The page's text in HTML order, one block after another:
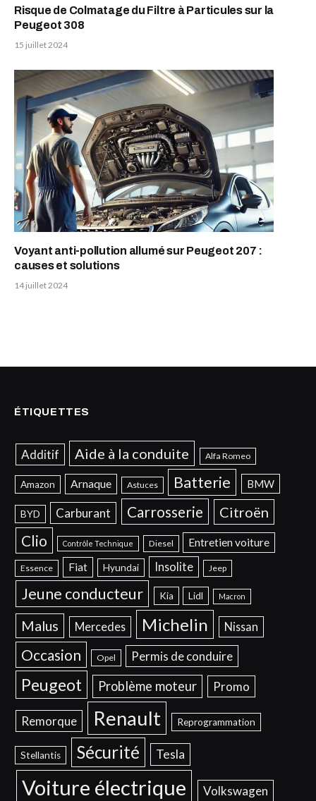
Risque de Colmatage du Filtre à Particules sur la
Peugeot 308
15 juillet 2024
Voyant anti-pollution allumé sur Peugeot 207 :
causes et solutions
14 juillet 2024
ÉTIQUETTES
Additif Aide à la conduite Alfa Romeo
Amazon Arnaque Astuces Batterie BMW
BYD Carburant Carrosserie Citroën
Clio Contrôle Technique Diesel Entretien voiture
Essence Fiat Hyundai Insolite Jeep
Jeune conducteur Kia Lidl Macron
Malus Mercedes Michelin Nissan
Occasion Opel Permis de conduire
Peugeot Problème moteur Promo
Remorque Renault Reprogrammation
Stellantis Sécurité Tesla
Voiture électrique Volkswagen